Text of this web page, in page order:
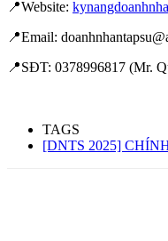
📍Website:
📍Email:
📍SĐT: 0378996817 (Mr.
TAGS
[DNTS 2025]